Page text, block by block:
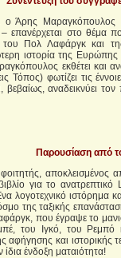
Άρης Μαραγκόπουλος
– επανέρχεται στο θέμα
του Πολ Λαφάργκ και
ιστορία της
εκθέτει και
Τόπος) φωτίζει τις
βεβαίως, αναδεικνύει
Παρουσίαση από
φοιτητής,
για το ανατρεπτικό
λογοτεχνικό ιστόρημα
της ταξικής
που έγραψε το
του Ιγκό, του Ρεμπό
αφήγησης και ιστορικής
ίδια ένδοξη ματαιότητα!